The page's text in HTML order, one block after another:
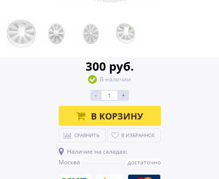
300 руб.
В наличии
-
+
В КОРЗИНУ
СРАВНИТЬ В ИЗБРАННОЕ
Наличие на складах:
Москва
достаточно